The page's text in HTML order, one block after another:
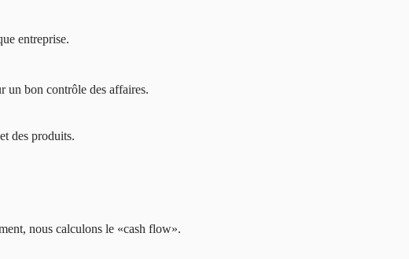
entreprise.
un bon contrôle des affaires.
des produits.
nous calculons le «cash flow».